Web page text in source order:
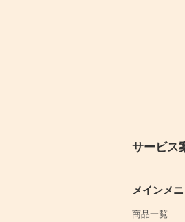
サービス
メインメ
商品一覧